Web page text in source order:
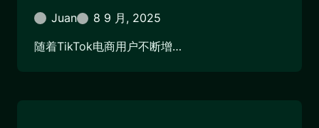
Juan
8 9 月, 2025
随着TikTok电商用户不断增…